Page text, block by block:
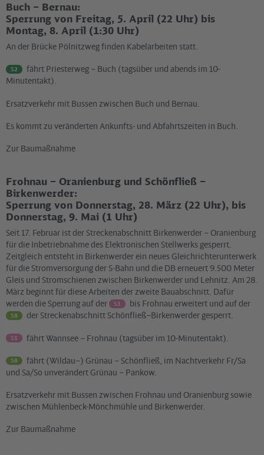
Buch ­– Bernau:
Sperrung von Freitag, 5. April (22 Uhr) bis
Montag, 8. April (1:30 Uhr)
An der Brücke Pölnitzweg finden Kabelarbeiten statt.
S2
fährt Priesterweg – Buch (tagsüber und abends im 10-
Minutentakt).
Ersatzverkehr mit Bussen zwischen Buch und Bernau.
Es kommt zu veränderten Ankunfts- und Abfahrtszeiten in Buch.
Zur Baumaßnahme
Frohnau – Oranienburg und Schönfließ –
Birkenwerder:
Sperrung von Donnerstag, 28. März (22 Uhr), bis
Donnerstag, 9. Mai (1 Uhr)
Seit 17. Februar ist der Streckenabschnitt Birkenwerder – Oranienburg
für die Inbetriebnahme des Elektronischen Stellwerks gesperrt.
Zeitgleich entsteht in Birkenwerder ein neues Gleichrichterunterwerk
für die Stromversorgung der S-Bahn und die DB erneuert 9.500 Meter
Gleis und Stromschienen zwischen Birkenwerder und Lehnitz. Am 28.
März beginnt für diese Arbeiten der zweite Bauabschnitt. Dafür
werden die Sperrung auf der
S1 bis Frohnau erweitert und auf der
S8 der Streckenabschnitt Schönfließ–Birkenwerder gesperrt.
S1 fährt Wannsee – Frohnau (tagsüber im 10-Minutentakt).
S8
fährt (Wildau–) Grünau – Schönfließ, im Nachtverkehr Fr/Sa
und Sa/So unverändert Grünau – Pankow.
Ersatzverkehr mit Bussen zwischen Frohnau und Oranienburg sowie
zwischen Mühlenbeck-Mönchmühle und Birkenwerder.
Zur Baumaßnahme